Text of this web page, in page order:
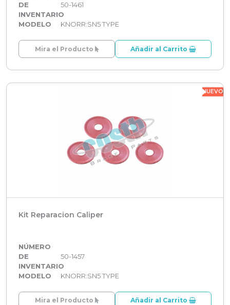
DE
INVENTARIO
50-1461
MODELO KNORR:SN5 TYPE
Mira el Producto Añadir al Carrito
NUEVO
Kit Reparacion Caliper
NÚMERO
DE
INVENTARIO
50-1457
MODELO KNORR:SN5 TYPE
Mira el Producto Añadir al Carrito